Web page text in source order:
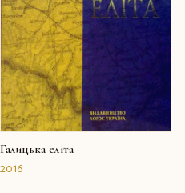
Галицька еліта
2016